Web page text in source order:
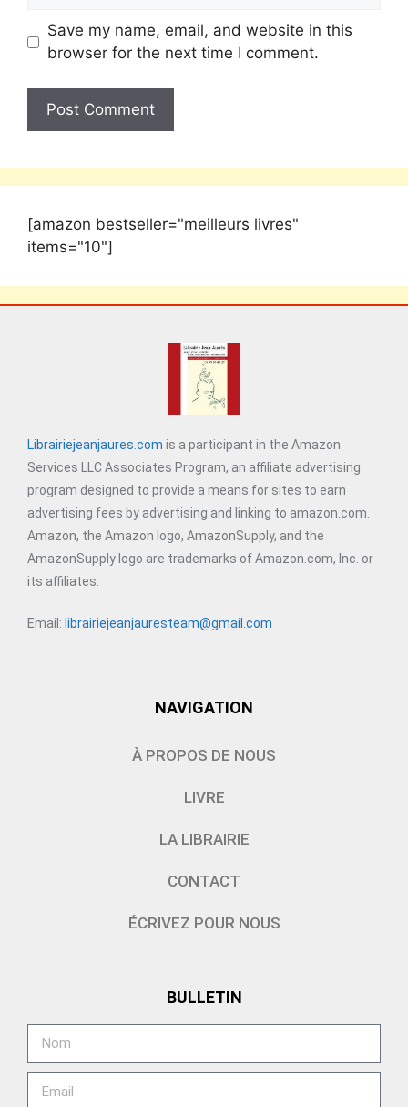
Save my name, email, and website in this
browser for the next time I comment.
[amazon bestseller="meilleurs livres"
items="10"]
Librairiejeanjaures.com is a participant in the Amazon
Services LLC Associates Program, an affiliate advertising
program designed to provide a means for sites to earn
advertising fees by advertising and linking to amazon.com.
Amazon, the Amazon logo, AmazonSupply, and the
AmazonSupply logo are trademarks of Amazon.com, Inc. or
its affiliates.
Email: librairiejeanjauresteam@gmail.com
NAVIGATION
À PROPOS DE NOUS
LIVRE
LA LIBRAIRIE
CONTACT
ÉCRIVEZ POUR NOUS
BULLETIN